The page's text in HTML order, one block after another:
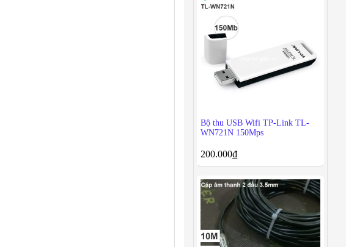
Bộ thu USB Wifi TP-Link TL-
WN721N 150Mps
200.000₫